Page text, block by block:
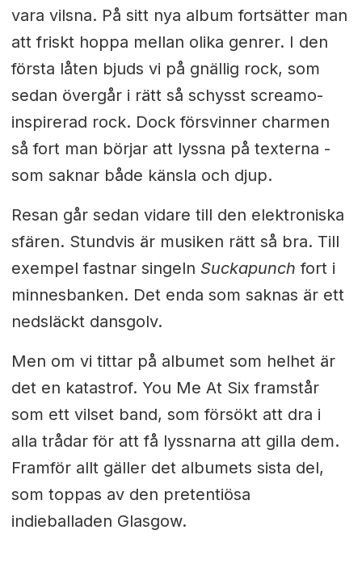
vara vilsna. På sitt nya album fortsätter man
att friskt hoppa mellan olika genrer. I den
första låten bjuds vi på gnällig rock, som
sedan övergår i rätt så schysst screamo-
inspirerad rock. Dock försvinner charmen
så fort man börjar att lyssna på texterna -
som saknar både känsla och djup.
Resan går sedan vidare till den elektroniska
sfären. Stundvis är musiken rätt så bra. Till
exempel fastnar singeln Suckapunch fort i
minnesbanken. Det enda som saknas är ett
nedsläckt dansgolv.
Men om vi tittar på albumet som helhet är
det en katastrof. You Me At Six framstår
som ett vilset band, som försökt att dra i
alla trådar för att få lyssnarna att gilla dem.
Framför allt gäller det albumets sista del,
som toppas av den pretentiösa
indieballaden Glasgow.